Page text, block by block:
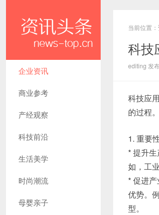
企业资讯
商业参考
产经观察
科技前沿
生活美学
时尚潮流
母婴亲子
当前位置：
科技
editing 发
科技应
的过程
1. 重要
* 提升
如，工
* 促进
优势。
型。